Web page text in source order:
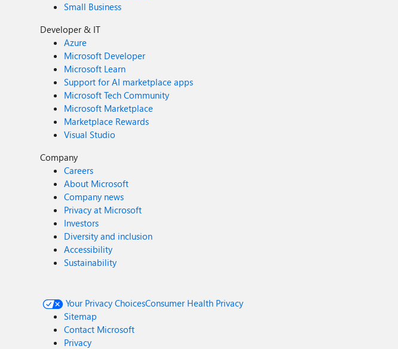
Small Business
Developer & IT
Azure
Microsoft Developer
Microsoft Learn
Support for AI marketplace apps
Microsoft Tech Community
Microsoft Marketplace
Marketplace Rewards
Visual Studio
Company
Careers
About Microsoft
Company news
Privacy at Microsoft
Investors
Diversity and inclusion
Accessibility
Sustainability
Your Privacy ChoicesConsumer Health Privacy
Sitemap
Contact Microsoft
Privacy